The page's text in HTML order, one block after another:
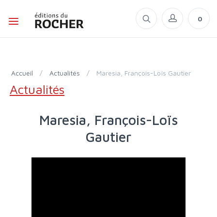
0
Accueil / Actualités / Maresia, François-Loïs Gautier
Actualités
Maresia, François-Loïs
Gautier